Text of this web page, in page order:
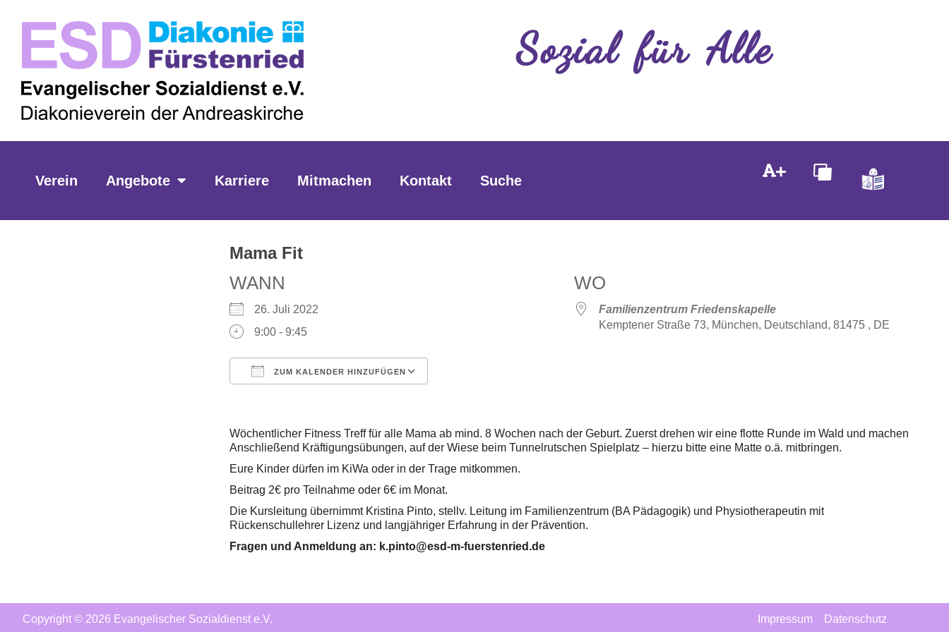
Inhalt
springen
Sozial für Alle
Verein Angebote Karriere Mitmachen Kontakt Suche
Mama Fit
WANN
26. Juli 2022
9:00 - 9:45
ZUM KALENDER HINZUFÜGEN
WO
Familienzentrum Friedenskapelle
Kemptener Straße 73, München, Deutschland, 81475 , DE
Wöchentlicher Fitness Treff für alle Mama ab mind. 8 Wochen nach der Geburt. Zuerst drehen wir eine flotte Runde im Wald und machen
Anschließend Kräftigungsübungen, auf der Wiese beim Tunnelrutschen Spielplatz – hierzu bitte eine Matte o.ä. mitbringen.
Eure Kinder dürfen im KiWa oder in der Trage mitkommen.
Beitrag 2€ pro Teilnahme oder 6€ im Monat.
Die Kursleitung übernimmt Kristina Pinto, stellv. Leitung im Familienzentrum (BA Pädagogik) und Physiotherapeutin mit
Rückenschullehrer Lizenz und langjähriger Erfahrung in der Prävention.
Fragen und Anmeldung an: k.pinto@esd-m-fuerstenried.de
Copyright © 2026 Evangelischer Sozialdienst e.V. Impressum Datenschutz